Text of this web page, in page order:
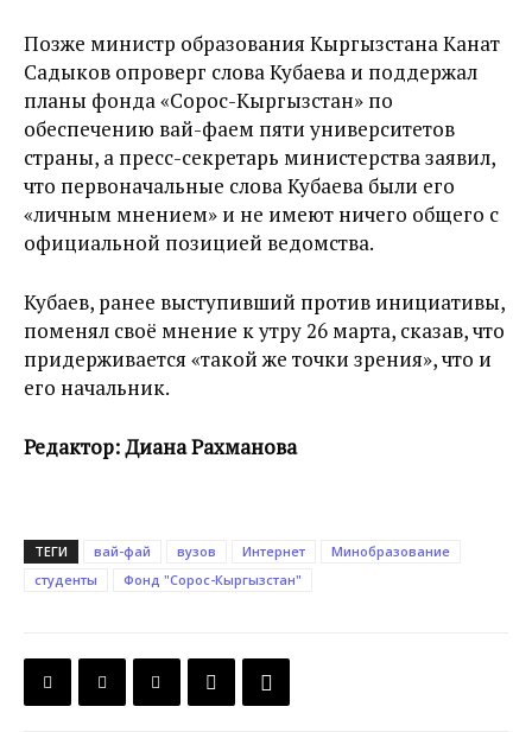
Позже министр образования Кыргызстана Канат
Садыков опроверг слова Кубаева и поддержал
планы фонда «Сорос-Кыргызстан» по
обеспечению вай-фаем пяти университетов
страны, а пресс-секретарь министерства заявил,
что первоначальные слова Кубаева были его
«личным мнением» и не имеют ничего общего с
официальной позицией ведомства.
Кубаев, ранее выступивший против инициативы,
поменял своё мнение к утру 26 марта, сказав, что
придерживается «такой же точки зрения», что и
его начальник.
Редактор: Диана Рахманова
ТЕГИ вай-фай вузов Интернет
Минобразование
студенты
Фонд "Сорос-Кыргызстан"